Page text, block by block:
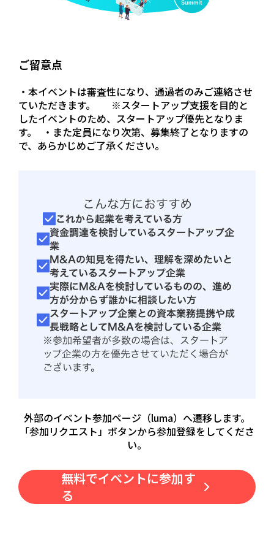
ご留意点
・本イベントは審査性になり、通過者のみご連絡させ
ていただきます。 ※スタートアップ支援を目的と
したイベントのため、スタートアップ優先となりま
す。 ・また定員になり次第、募集終了となりますの
で、あらかじめご了承ください。
こんな方におすすめ
これから起業を考えている方
資金調達を検討しているスタートアップ企
業
M&Aの知見を得たい、理解を深めたいと
考えているスタートアップ企業
実際にM&Aを検討しているものの、進め
方が分からず誰かに相談したい方
スタートアップ企業との資本業務提携や成
長戦略としてM&Aを検討している企業
※参加希望者が多数の場合は、スタートア
ップ企業の方を優先させていただく場合が
ございます。
外部のイベント参加ページ（luma）へ遷移します。
「参加リクエスト」ボタンから参加登録をしてくださ
い。
無料でイベントに参加す
る